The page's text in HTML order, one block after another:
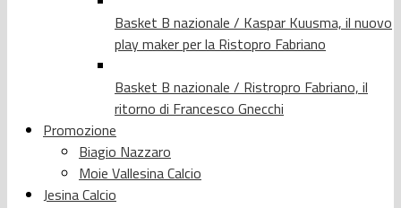
Basket B nazionale / Kaspar Kuusma, il nuovo
play maker per la Ristopro Fabriano
Basket B nazionale / Ristropro Fabriano, il
ritorno di Francesco Gnecchi
Promozione
Biagio Nazzaro
Moie Vallesina Calcio
Jesina Calcio